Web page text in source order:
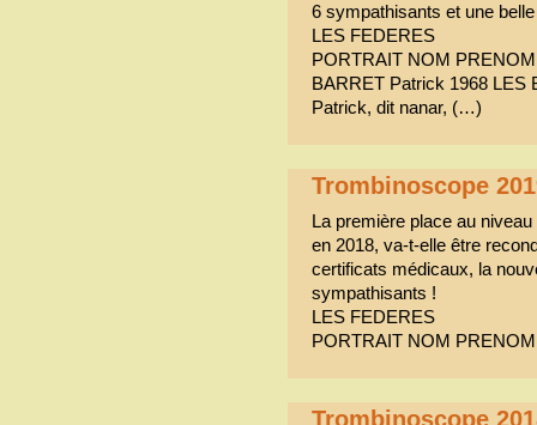
6 sympathisants et une
LES FEDERES
PORTRAIT NOM
BARRET Patrick 1968 LES
Patrick, dit nanar, (…)
Trombinoscope
La première place au
en 2018, va-t-elle être
certificats médicaux, la
sympathisants !
LES FEDERES
PORTRAIT NOM
Trombinoscope